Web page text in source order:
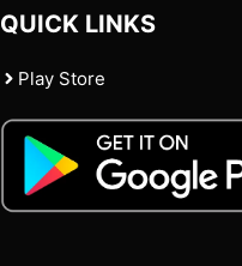
QUICK LINKS
Play Store